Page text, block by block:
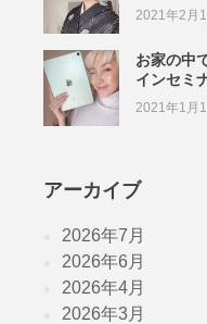
2021年2月
お家の中
インセミ
2021年1月
アーカイブ
2026年7月
2026年6月
2026年4月
2026年3月